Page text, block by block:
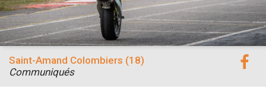
Saint-Amand Colombiers (18)
Communiqués